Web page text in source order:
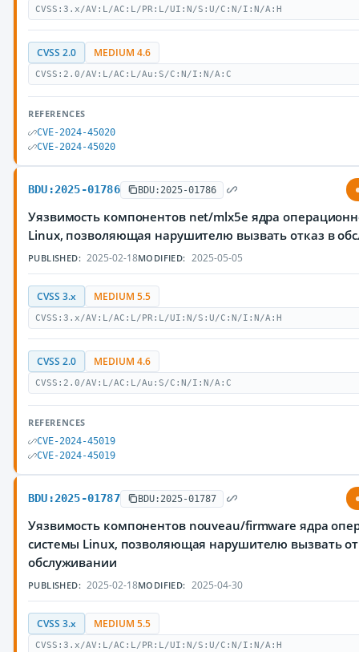
CVSS:3.x/AV:L/AC:L/PR:L/UI:N/S:U/C:N/I:N/A:H
CVSS 2.0 MEDIUM 4.6
CVSS:2.0/AV:L/AC:L/Au:S/C:N/I:N/A:C
REFERENCES
CVE-2024-45020
CVE-2024-45020
BDU:2025-01786 BDU:2025-01786
Уязвимость компонентов net/mlx5e ядра
Linux, позволяющая нарушителю вызвать отказ в
PUBLISHED: 2025-02-18MODIFIED: 2025-05-05
CVSS 3.x MEDIUM 5.5
CVSS:3.x/AV:L/AC:L/PR:L/UI:N/S:U/C:N/I:N/A:H
CVSS 2.0 MEDIUM 4.6
CVSS:2.0/AV:L/AC:L/Au:S/C:N/I:N/A:C
REFERENCES
CVE-2024-45019
CVE-2024-45019
BDU:2025-01787 BDU:2025-01787
Уязвимость компонентов nouveau/firmware ядра
системы Linux, позволяющая нарушителю вызвать
обслуживании
PUBLISHED: 2025-02-18MODIFIED: 2025-04-30
CVSS 3.x MEDIUM 5.5
CVSS:3.x/AV:L/AC:L/PR:L/UI:N/S:U/C:N/I:N/A:H